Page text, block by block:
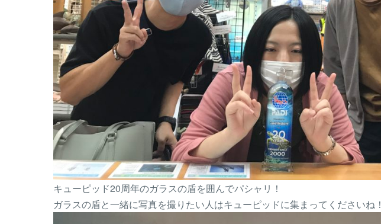
キューピッド20周年のガラスの盾を囲んでパシャリ！
ガラスの盾と一緒に写真を撮りたい人はキューピッドに集まってくださいね！